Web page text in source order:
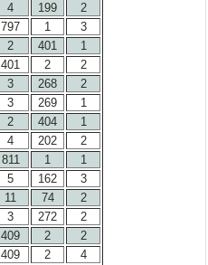
4 199
2
797 1
3
2 401
1
401 2
2
3 268
2
3 269
1
2 404
1
4 202
2
811 1
1
5 162
3
11 74
2
3 272
2
409 2
2
409 2
4